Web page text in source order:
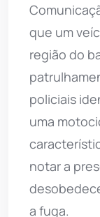
que um
região do
policiais
uma
notar a
a fuga.